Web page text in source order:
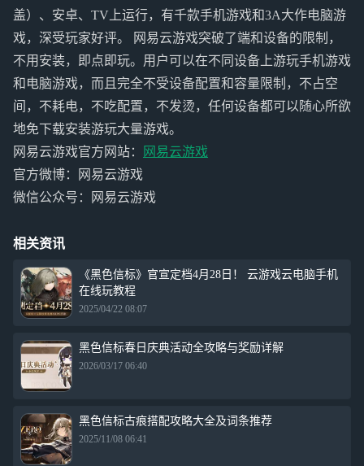
盖）、安卓、TV上运行，有千款手机游戏和3A大作电脑游
戏，深受玩家好评。 网易云游戏突破了端和设备的限制，
不用安装，即点即玩。用户可以在不同设备上游玩手机游戏
和电脑游戏，而且完全不受设备配置和容量限制，不占空
间，不耗电，不吃配置，不发烫，任何设备都可以随心所欲
地免下载安装游玩大量游戏。
网易云游戏官方网站：
网易云游戏
官方微博：网易云游戏
微信公众号：网易云游戏
相关资讯
《黑色信标》官宣定档4月28日！ 云游戏云电脑手机
在线玩教程
2025/04/22 08:07
黑色信标春日庆典活动全攻略与奖励详解
2026/03/17 06:40
黑色信标古痕搭配攻略大全及词条推荐
2025/11/08 06:41